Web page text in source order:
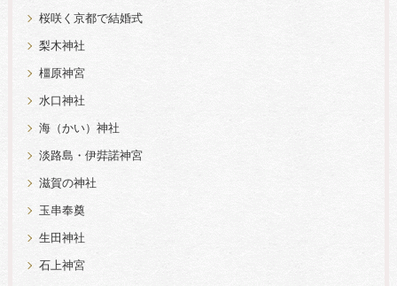
桜咲く京都で結婚式
梨木神社
橿原神宮
水口神社
海（かい）神社
淡路島・伊弉諾神宮
滋賀の神社
玉串奉奠
生田神社
石上神宮